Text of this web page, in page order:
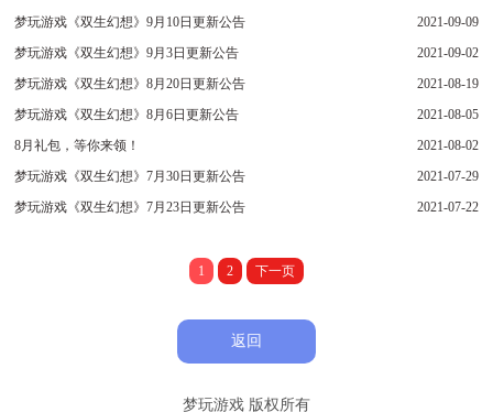
2021-09-09
梦玩游戏《双生幻想》9月10日更新公告
2021-09-02
梦玩游戏《双生幻想》9月3日更新公告
2021-08-19
梦玩游戏《双生幻想》8月20日更新公告
2021-08-05
梦玩游戏《双生幻想》8月6日更新公告
2021-08-02
8月礼包，等你来领！
2021-07-29
梦玩游戏《双生幻想》7月30日更新公告
2021-07-22
梦玩游戏《双生幻想》7月23日更新公告
1 2 下一页
返回
梦玩游戏 版权所有